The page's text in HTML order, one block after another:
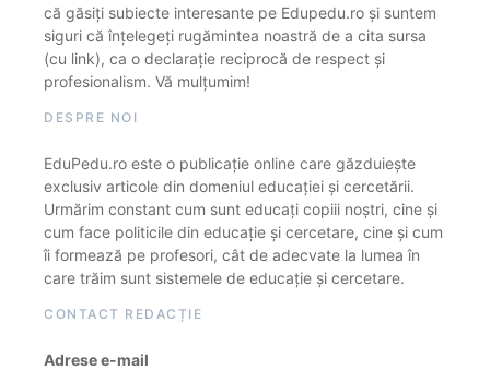
că găsiți subiecte interesante pe Edupedu.ro și suntem
siguri că înțelegeți rugămintea noastră de a cita sursa
(cu link), ca o declarație reciprocă de respect și
profesionalism. Vă mulțumim!
DESPRE NOI
EduPedu.ro este o publicație online care găzduiește
exclusiv articole din domeniul educației și cercetării.
Urmărim constant cum sunt educați copiii noștri, cine și
cum face politicile din educație și cercetare, cine și cum
îi formează pe profesori, cât de adecvate la lumea în
care trăim sunt sistemele de educație și cercetare.
CONTACT REDACȚIE
Adrese e-mail